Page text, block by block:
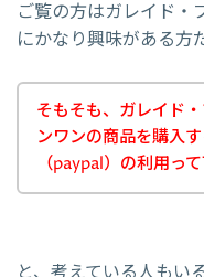
ご覧の方はガレイド・
にかなり興味がある方
そもそも、ガレイド
ンワンの商品を購入
（paypal）の利用っ